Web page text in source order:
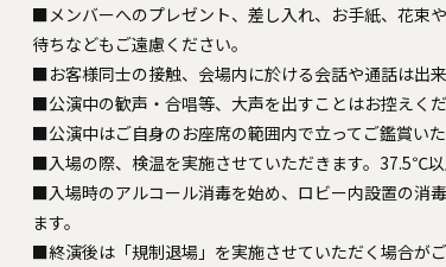
■メンバーへのプレゼント、差し入れ、お手紙、花束
待ちなどもご遠慮ください。
■お客様同士の接触、会場内に於ける会話や通話は出来
■公演中の歓声・合唱等、大声を出すことはお控えくだ
■公演中はご自身のお座席の範囲内で立ってご鑑賞いた
■入場の際、検温を実施させていただきます。37.5℃
■入場時のアルコール消毒を始め、ロビー内設置の消
ます。
■終演後は「規制退場」を実施させていただく場合がご